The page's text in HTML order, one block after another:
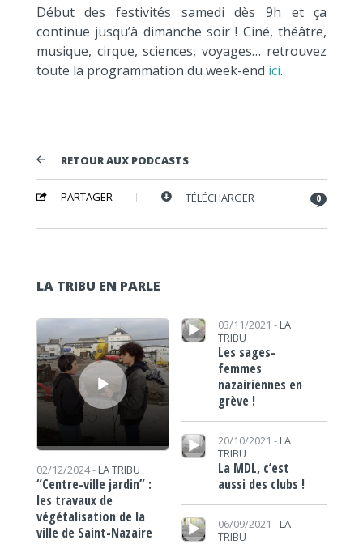
Début des festivités samedi dès 9h et ça
continue jusqu’à dimanche soir ! Ciné, théâtre,
musique, cirque, sciences, voyages… retrouvez
toute la programmation du week-end ici.
RETOUR AUX PODCASTS
PARTAGER TÉLÉCHARGER 0
LA TRIBU EN PARLE
Lecteur audio
02/12/2024 - LA TRIBU
“Centre-ville jardin” :
les travaux de
végétalisation de la
ville de Saint-Nazaire
Lecteur audio 03/11/2021 - LA
TRIBU
Les sages-
femmes
nazairiennes en
grève !
Lecteur audio
20/10/2021 - LA
TRIBU
La MDL, c’est
aussi des clubs !
Lecteur audio
06/09/2021 - LA
TRIBU